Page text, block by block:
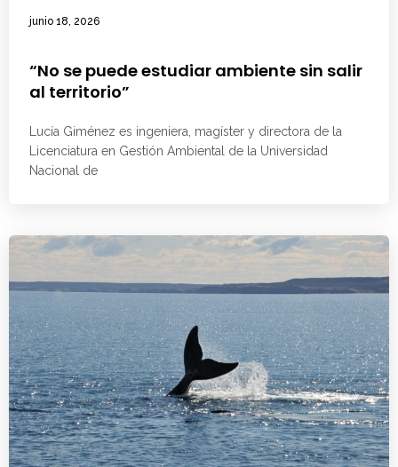
junio 18, 2026
“No se puede estudiar ambiente sin salir
al territorio”
Lucía Giménez es ingeniera, magíster y directora de la
Licenciatura en Gestión Ambiental de la Universidad
Nacional de